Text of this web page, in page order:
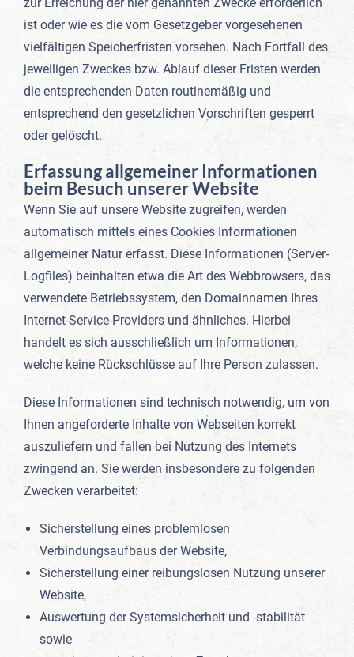
ist oder wie es die vom Gesetzgeber vorgesehenen
vielfältigen Speicherfristen vorsehen. Nach Fortfall des
jeweiligen Zweckes bzw. Ablauf dieser Fristen werden
die entsprechenden Daten routinemäßig und
entsprechend den gesetzlichen Vorschriften gesperrt
oder gelöscht.
Erfassung allgemeiner Informationen
beim Besuch unserer Website
Wenn Sie auf unsere Website zugreifen, werden
automatisch mittels eines Cookies Informationen
allgemeiner Natur erfasst. Diese Informationen (Server-
Logfiles) beinhalten etwa die Art des Webbrowsers, das
verwendete Betriebssystem, den Domainnamen Ihres
Internet-Service-Providers und ähnliches. Hierbei
handelt es sich ausschließlich um Informationen,
welche keine Rückschlüsse auf Ihre Person zulassen.
Diese Informationen sind technisch notwendig, um von
Ihnen angeforderte Inhalte von Webseiten korrekt
auszuliefern und fallen bei Nutzung des Internets
zwingend an. Sie werden insbesondere zu folgenden
Zwecken verarbeitet:
Sicherstellung eines problemlosen
Verbindungsaufbaus der Website,
Sicherstellung einer reibungslosen Nutzung unserer
Website,
Auswertung der Systemsicherheit und -stabilität
sowie